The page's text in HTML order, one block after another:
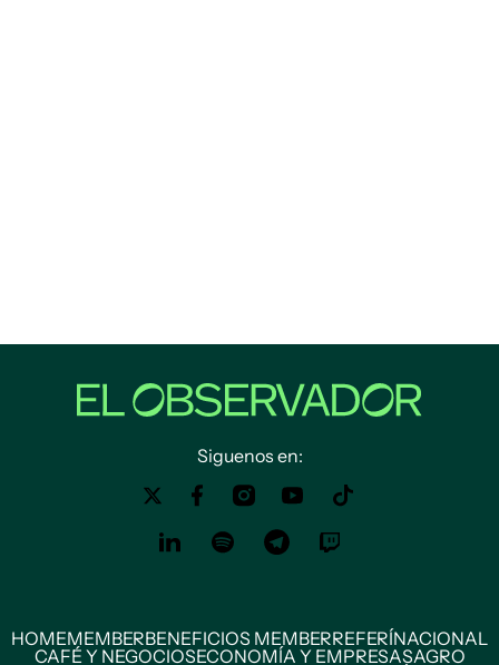
Siguenos en:
HOMEMEMBERBENEFICIOS MEMBERREFERÍNACIONAL
CAFÉ Y NEGOCIOSECONOMÍA Y EMPRESASAGRO